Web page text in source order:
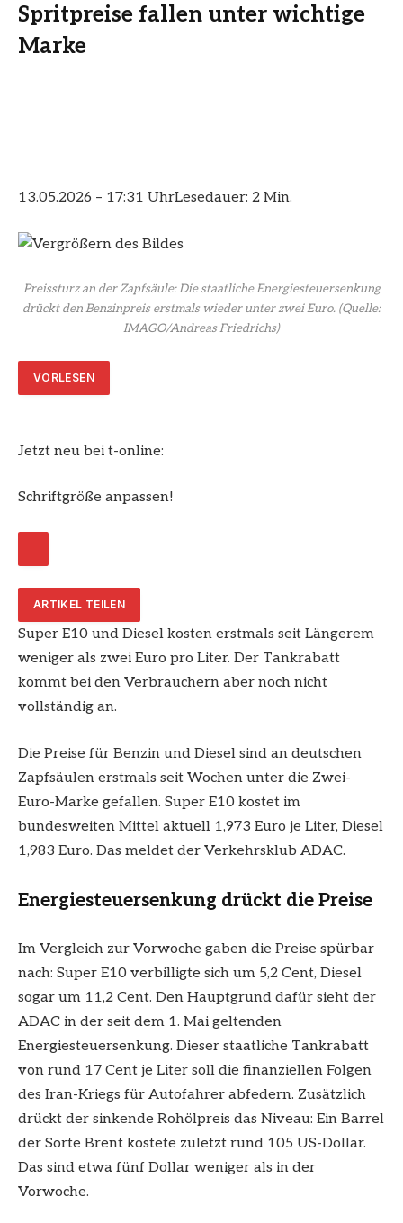
Spritpreise fallen unter wichtige
Marke
13.05.2026 – 17:31 UhrLesedauer: 2 Min.
Preissturz an der Zapfsäule: Die staatliche Energiesteuersenkung
drückt den Benzinpreis erstmals wieder unter zwei Euro. (Quelle:
IMAGO/Andreas Friedrichs)
VORLESEN
Jetzt neu bei t-online:
Schriftgröße anpassen!
ARTIKEL TEILEN
Super E10 und Diesel kosten erstmals seit Längerem
weniger als zwei Euro pro Liter. Der Tankrabatt
kommt bei den Verbrauchern aber noch nicht
vollständig an.
Die Preise für Benzin und Diesel sind an deutschen
Zapfsäulen erstmals seit Wochen unter die Zwei-
Euro-Marke gefallen. Super E10 kostet im
bundesweiten Mittel aktuell 1,973 Euro je Liter, Diesel
1,983 Euro. Das meldet der Verkehrsklub ADAC.
Energiesteuersenkung drückt die Preise
Im Vergleich zur Vorwoche gaben die Preise spürbar
nach: Super E10 verbilligte sich um 5,2 Cent, Diesel
sogar um 11,2 Cent. Den Hauptgrund dafür sieht der
ADAC in der seit dem 1. Mai geltenden
Energiesteuersenkung. Dieser staatliche Tankrabatt
von rund 17 Cent je Liter soll die finanziellen Folgen
des Iran-Kriegs für Autofahrer abfedern. Zusätzlich
drückt der sinkende Rohölpreis das Niveau: Ein Barrel
der Sorte Brent kostete zuletzt rund 105 US-Dollar.
Das sind etwa fünf Dollar weniger als in der
Vorwoche.